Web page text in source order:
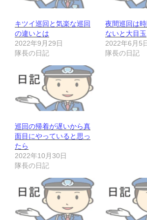
キツイ巡回と気楽な巡回
の違いとは
2022年9月29日
隊長の日記
夜間巡回は
ないと大目玉
2022年6月5
隊長の日記
巡回の帰着が遅いから真
面目にやっていると思っ
たら
2022年10月30日
隊長の日記